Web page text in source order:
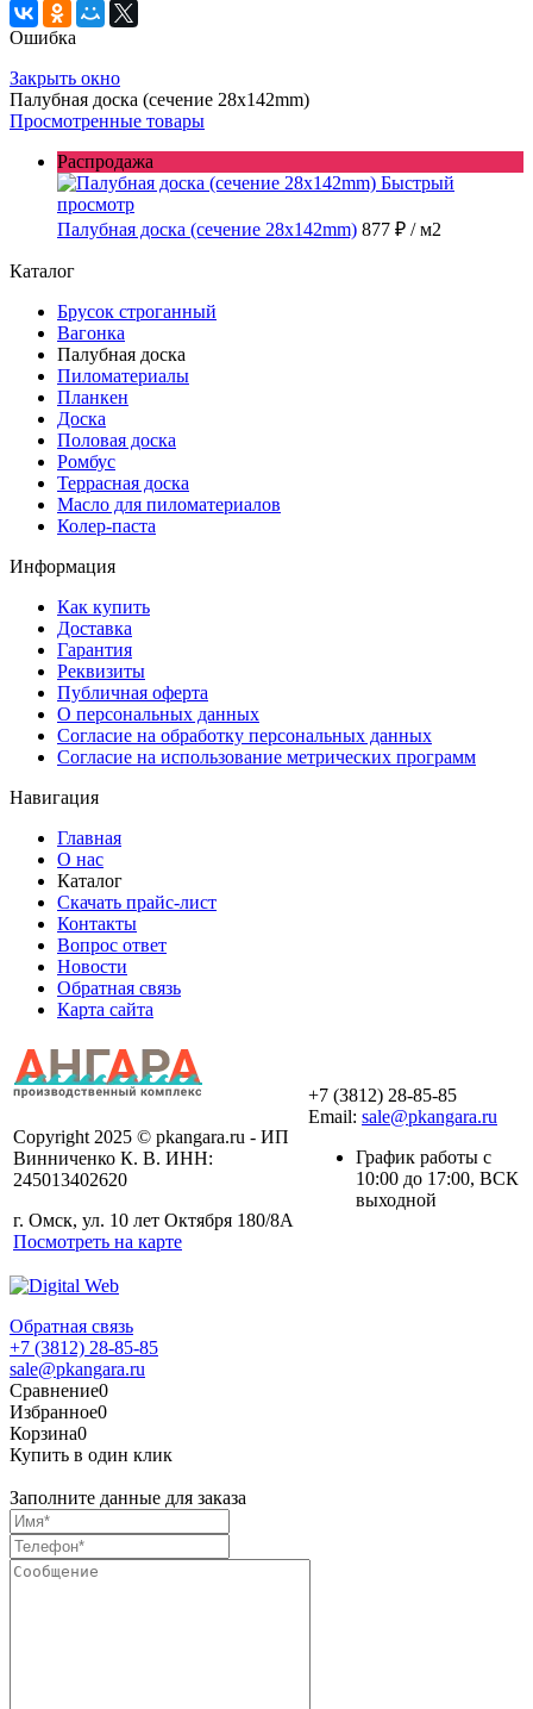
Ошибка
Закрыть окно
Палубная доска (сечение 28x142mm)
Просмотренные товары
Распродажа
Быстрый
просмотр
Палубная доска (сечение 28x142mm) 877 ₽ / м2
Каталог
Брусок строганный
Вагонка
Палубная доска
Пиломатериалы
Планкен
Доска
Половая доска
Ромбус
Террасная доска
Масло для пиломатериалов
Колер-паста
Информация
Как купить
Доставка
Гарантия
Реквизиты
Публичная оферта
О персональных данных
Согласие на обработку персональных данных
Согласие на использование метрических программ
Навигация
Главная
О нас
Каталог
Скачать прайс-лист
Контакты
Вопрос ответ
Новости
Обратная связь
Карта сайта
Copyright 2025 © pkangara.ru - ИП
Винниченко К. В. ИНН:
245013402620
г. Омск, ул. 10 лет Октября 180/8А
Посмотреть на карте
+7 (3812) 28-85-85
Email: sale@pkangara.ru
График работы с
10:00 до 17:00, ВСК
выходной
Обратная связь
+7 (3812) 28-85-85
sale@pkangara.ru
Сравнение0
Избранное0
Корзина0
Купить в один клик
Заполните данные для заказа